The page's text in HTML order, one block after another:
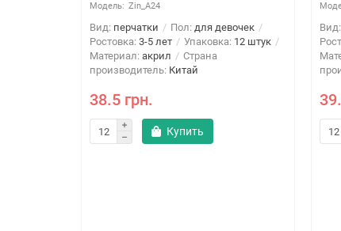
Zin_A24
Вид: перчатки Пол: для девочек
Ростовка: 3-5 лет Упаковка: 12 штук
Материал: акрил
Страна
производитель: Китай
38.5 грн.
Купить
Вид: